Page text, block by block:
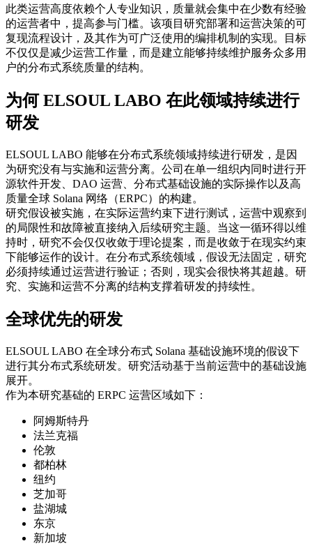
此类运营高度依赖个人专业知识，质量就会集中在少数有经验
的运营者中，提高参与门槛。该项目研究部署和运营决策的可
复现流程设计，及其作为可广泛使用的编排机制的实现。目标
不仅仅是减少运营工作量，而是建立能够持续维护服务众多用
户的分布式系统质量的结构。
为何 ELSOUL LABO 在此领域持续进行
研发
ELSOUL LABO 能够在分布式系统领域持续进行研发，是因
为研究没有与实施和运营分离。公司在单一组织内同时进行开
源软件开发、DAO 运营、分布式基础设施的实际操作以及高
质量全球 Solana 网络（ERPC）的构建。
研究假设被实施，在实际运营约束下进行测试，运营中观察到
的局限性和故障被直接纳入后续研究主题。当这一循环得以维
持时，研究不会仅仅收敛于理论提案，而是收敛于在现实约束
下能够运作的设计。在分布式系统领域，假设无法固定，研究
必须持续通过运营进行验证；否则，现实会很快将其超越。研
究、实施和运营不分离的结构支撑着研发的持续性。
全球优先的研发
ELSOUL LABO 在全球分布式 Solana 基础设施环境的假设下
进行其分布式系统研发。研究活动基于当前运营中的基础设施
展开。
作为本研究基础的 ERPC 运营区域如下：
阿姆斯特丹
法兰克福
伦敦
都柏林
纽约
芝加哥
盐湖城
东京
新加坡